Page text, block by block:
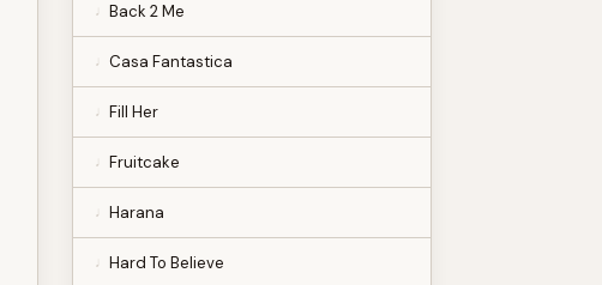
Back 2 Me
Casa Fantastica
Fill Her
Fruitcake
Harana
Hard To Believe